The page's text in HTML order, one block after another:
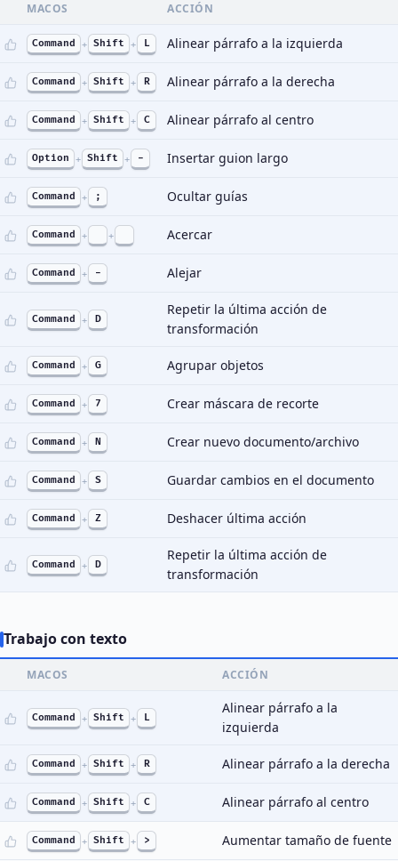
MACOS ACCIÓN
Command + Shift + L Alinear párrafo a la izquierda
Command + Shift + R Alinear párrafo a la derecha
Command + Shift + C Alinear párrafo al centro
Option + Shift + - Insertar guion largo
Command + ; Ocultar guías
Command + + Acercar
Command + - Alejar
Command + D
Repetir la última acción de
transformación
Command + G Agrupar objetos
Command + 7 Crear máscara de recorte
Command + N Crear nuevo documento/archivo
Command + S Guardar cambios en el documento
Command + Z Deshacer última acción
Command + D
Repetir la última acción de
transformación
Trabajo con texto
MACOS ACCIÓN
Command + Shift + L
Alinear párrafo a la
izquierda
Command + Shift + R Alinear párrafo a la derecha
Command + Shift + C Alinear párrafo al centro
Command + Shift + > Aumentar tamaño de fuente